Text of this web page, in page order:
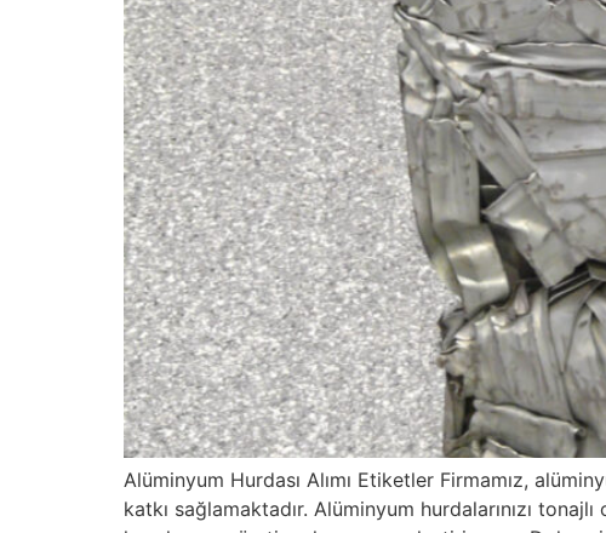
Alüminyum Hurdası Alımı Etiketler Firmamız,
katkı sağlamaktadır. Alüminyum hurdalarınızı